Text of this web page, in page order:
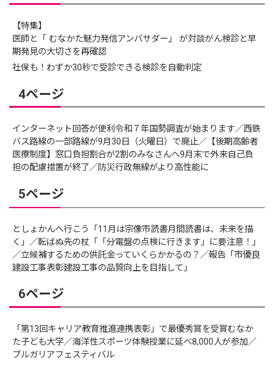
【特集】
医師と「 むなかた魅力発信アンバサダー」 が対談がん検診と早
期発見の大切さを再確認
社保も！わずか30秒で受診できる検診を自動判定
4ページ
インターネット回答が便利令和７年国勢調査が始まります／西鉄
バス路線の一部路線が9月30日（火曜日）で廃止／【後期高齢者
医療制度】窓口負担割合が2割のみなさんへ9月末で外来自己負
担の配慮措置が終了／防災行政無線がより高性能に
5ページ
としょかんへ行こう「11月は宗像市読書月間読書は、未来を描
く」／転ばぬ先の杖「「分電盤の点検に行きます」に要注意！」
／立候補するための供託金っていくらかかるの？／報告「市優良
建設工事表彰建設工事の品質向上を目指して」
6ページ
「第13回キャリア教育推進連携表彰」で最優秀賞を受賞むなか
た子ども大学／海洋性スポーツ体験授業に延べ8,000人が参加／
ブルガリアフェスティバル